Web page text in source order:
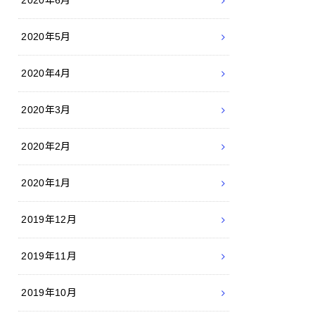
2020年5月
2020年4月
2020年3月
2020年2月
2020年1月
2019年12月
2019年11月
2019年10月